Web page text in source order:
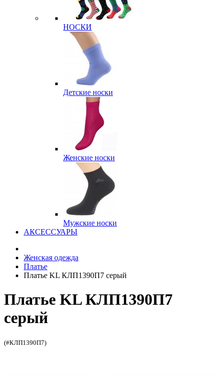
НОСКИ
Детские носки
Женские носки
Мужские носки
АКСЕССУАРЫ
Женская одежда
Платье
Платье KL КЛП1390П7 серый
Платье KL КЛП1390П7
серый
(#КЛП1390П7)